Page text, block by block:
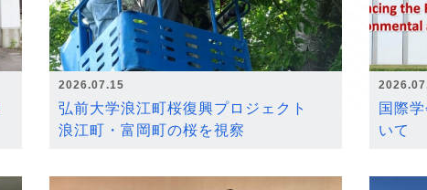
2026.07.15
弘前大学浪江町桜復興プロジェクト
浪江町・富岡町の桜を視察
国際
いて